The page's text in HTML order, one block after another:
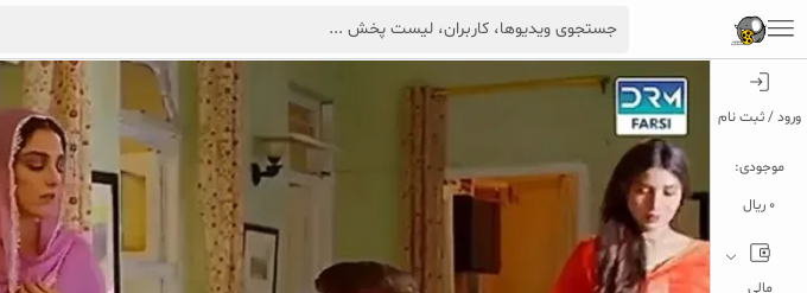
ورود / ثبت نام
موجودی:
0 ریال
مالی